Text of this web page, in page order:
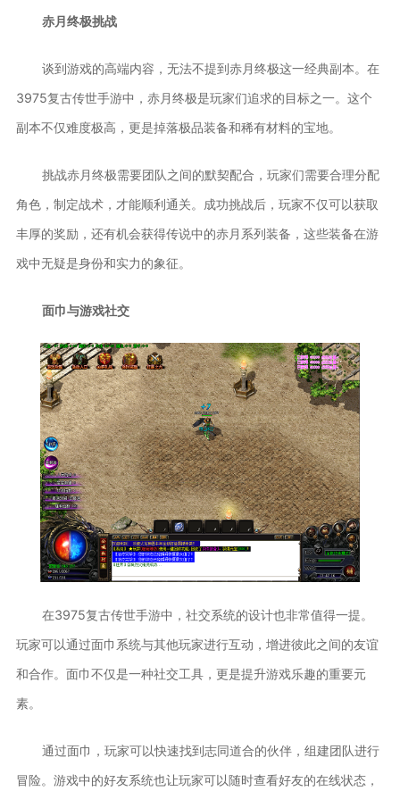
赤月终极挑战
谈到游戏的高端内容，无法不提到赤月终极这一经典副本。在
3975复古传世手游中，赤月终极是玩家们追求的目标之一。这个
副本不仅难度极高，更是掉落极品装备和稀有材料的宝地。
挑战赤月终极需要团队之间的默契配合，玩家们需要合理分配
角色，制定战术，才能顺利通关。成功挑战后，玩家不仅可以获取
丰厚的奖励，还有机会获得传说中的赤月系列装备，这些装备在游
戏中无疑是身份和实力的象征。
面巾与游戏社交
在3975复古传世手游中，社交系统的设计也非常值得一提。
玩家可以通过面巾系统与其他玩家进行互动，增进彼此之间的友谊
和合作。面巾不仅是一种社交工具，更是提升游戏乐趣的重要元
素。
通过面巾，玩家可以快速找到志同道合的伙伴，组建团队进行
冒险。游戏中的好友系统也让玩家可以随时查看好友的在线状态，